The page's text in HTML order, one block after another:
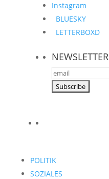
Instagram
BLUESKY
LETTERBOXD
NEWSLETTER
POLITIK
SOZIALES